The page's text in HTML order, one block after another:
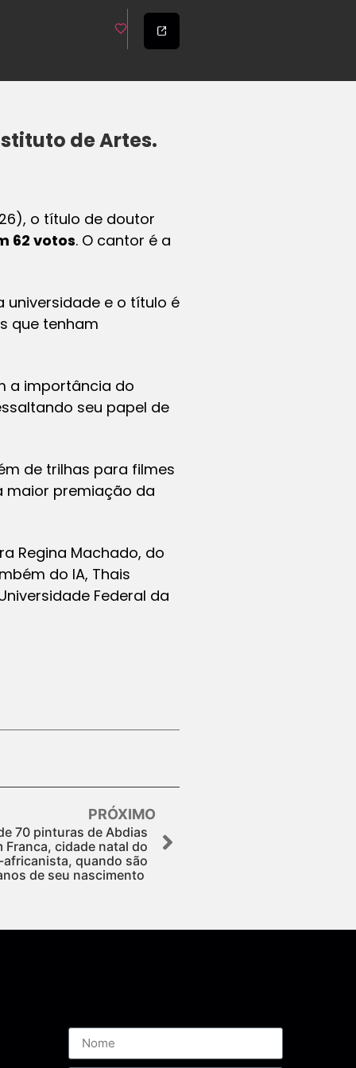
de Artes.
o título de doutor
62 votos. O cantor é a
universidade e o título é
que tenham
a importância do
seu papel de
de trilhas para filmes
maior premiação da
Regina Machado, do
do IA, Thais
Federal da
PRÓXIMO
70 pinturas de Abdias
Franca, cidade natal do
quando são
de seu nascimento